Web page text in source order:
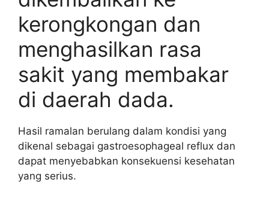
kerongkongan dan
menghasilkan rasa
sakit yang membakar
di daerah dada.
Hasil ramalan berulang dalam kondisi yang
dikenal sebagai gastroesophageal reflux dan
dapat menyebabkan konsekuensi kesehatan
yang serius.